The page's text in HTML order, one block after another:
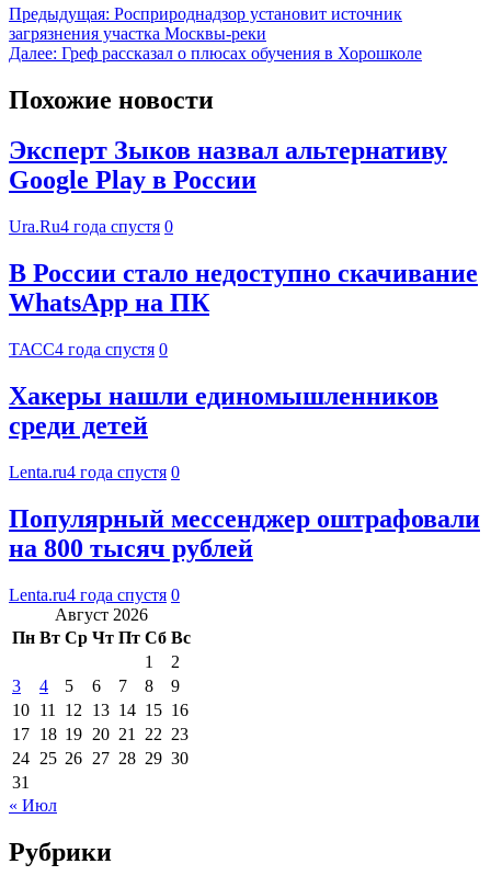
Предыдущая: Росприроднадзор установит источник
загрязнения участка Москвы-реки
Далее: Греф рассказал о плюсах обучения в Хорошколе
Похожие новости
Эксперт Зыков назвал альтернативу
Google Play в России
Ura.Ru4 года спустя 0
В России стало недоступно скачивание
WhatsApp на ПК
ТАСС4 года спустя 0
Хакеры нашли единомышленников
среди детей
Lenta.ru4 года спустя 0
Популярный мессенджер оштрафовали
на 800 тысяч рублей
Lenta.ru4 года спустя 0
Август 2026
Пн Вт Ср Чт Пт Сб Вс
1
2
3
4 5 6 7 8
9
10 11 12 13 14 15 16
17 18 19 20 21 22 23
24 25 26 27 28 29 30
31
« Июл
Рубрики